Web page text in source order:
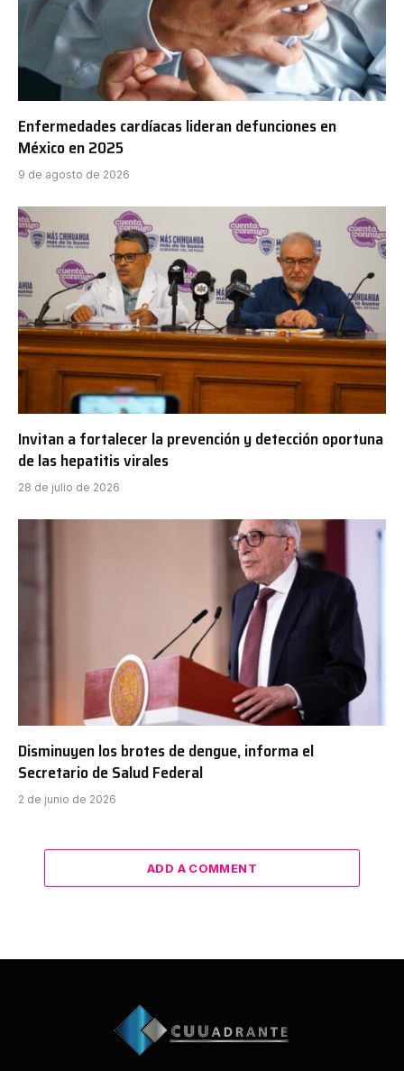
Enfermedades cardíacas lideran defunciones en
México en 2025
9 de agosto de 2026
Invitan a fortalecer la prevención y detección oportuna
de las hepatitis virales
28 de julio de 2026
Disminuyen los brotes de dengue, informa el
Secretario de Salud Federal
2 de junio de 2026
ADD A COMMENT